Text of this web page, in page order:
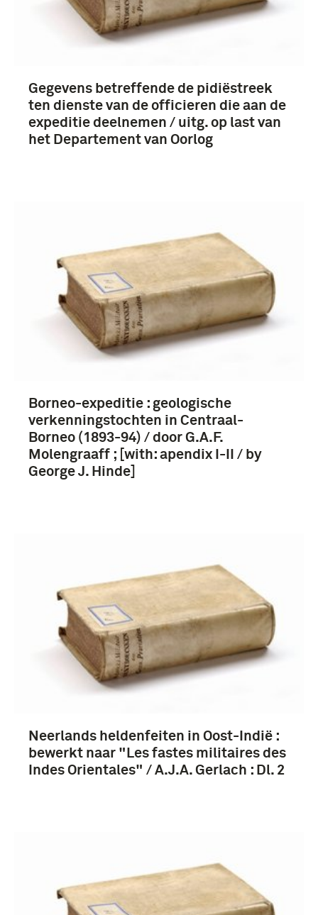
Gegevens betreffende de pidiëstreek
ten dienste van de officieren die aan de
expeditie deelnemen / uitg. op last van
het Departement van Oorlog
Borneo-expeditie : geologische
verkenningstochten in Centraal-
Borneo (1893-94) / door G.A.F.
Molengraaff ; [with: apendix I-II / by
George J. Hinde]
Neerlands heldenfeiten in Oost-Indië :
bewerkt naar "Les fastes militaires des
Indes Orientales" / A.J.A. Gerlach : Dl. 2